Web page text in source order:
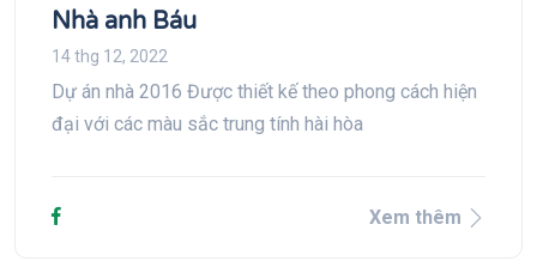
Nhà anh Báu
14 thg 12, 2022
Dự án nhà 2016 Được thiết kế theo phong cách hiện
đại với các màu sắc trung tính hài hòa
Xem thêm